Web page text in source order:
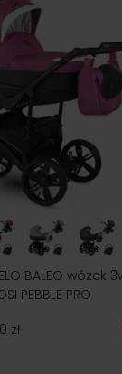
BALEO wózek
PEBBLE PRO
zł